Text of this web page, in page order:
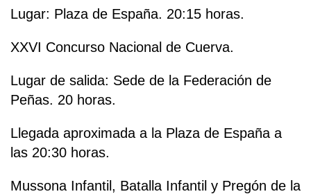
Lugar: Plaza de España. 20:15 horas.
XXVI Concurso Nacional de Cuerva.
Lugar de salida: Sede de la Federación de
Peñas. 20 horas.
Llegada aproximada a la Plaza de España a
las 20:30 horas.
Mussona Infantil, Batalla Infantil y Pregón de la